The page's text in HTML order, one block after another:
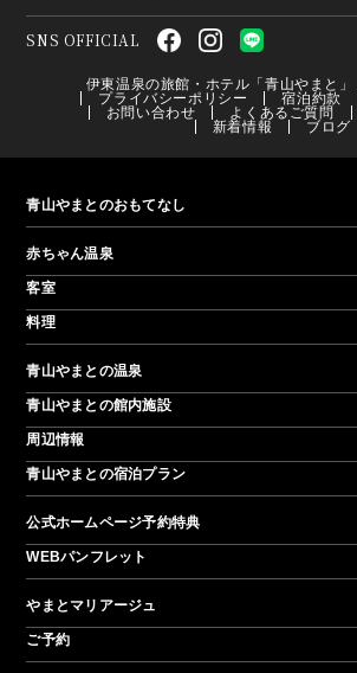
SNS OFFICIAL
伊東温泉の旅館・ホテル「青山やまと
プライバシーポリシー
宿泊約款
お問い合わせ
よくあるご質問
新着情報
ブログ
青山やまとのおもてなし
赤ちゃん温泉
客室
料理
青山やまとの温泉
青山やまとの館内施設
周辺情報
青山やまとの宿泊プラン
公式ホームページ予約特典
WEBパンフレット
やまとマリアージュ
ご予約